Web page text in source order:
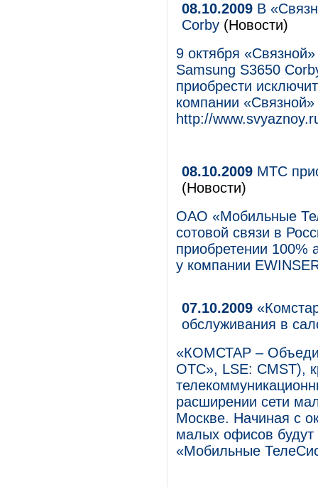
08.10.2009 В
Corby (Новости)
9 октября
Samsung S3650
приобрести
компании
http://
08.10.2009 МТС
(Новости)
ОАО «Мобильные
сотовой связи в
приобретении 100%
у компании
07.10.2009
обслуживания в
«КОМСТАР –
ОТС», LSE: CMST),
расширении сети
Москве. Начиная с
малых офисов
«Мобильные